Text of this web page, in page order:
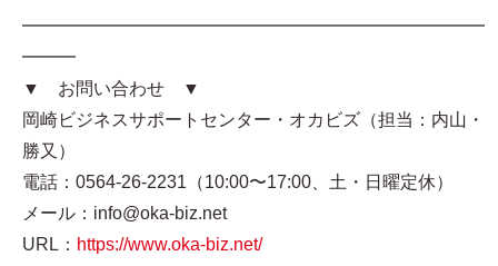
━━━━━━━━━━━━━━━━━━━━━━━━━━
━━━
▼ お問い合わせ ▼
岡崎ビジネスサポートセンター・オカビズ（担当：内山・
勝又）
電話：0564-26-2231（10:00〜17:00、土・日曜定休）
メール：info@oka-biz.net
URL： https://www.oka-biz.net/